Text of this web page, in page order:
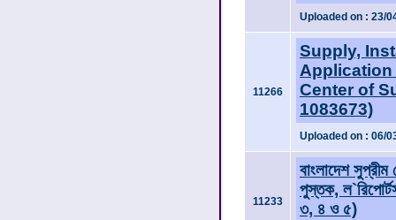
Uploaded on : 23/
11266
Supply,
Application
Center of
1083673)
Uploaded on : 06/
11233
বাংলাদেশ সুপ্রীম
পুস্তক,
৩, ৪ ও ৫)